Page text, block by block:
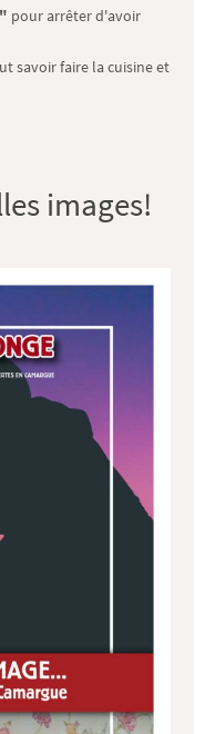
pour arrêter d'avoir
savoir faire la cuisine et
images!